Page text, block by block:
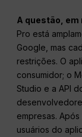
A questão, em
Pro está
Google, mas
restrições. O
consumidor; o
Studio e a API
empresas.
usuários do